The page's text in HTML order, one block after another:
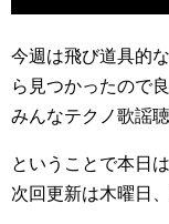
今週は飛び道具的
ら見つかったので
みんなテクノ歌謡
ということで本日
次回更新は木曜日